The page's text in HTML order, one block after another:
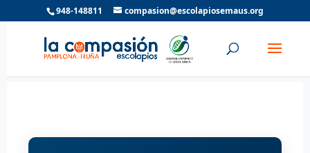
948-148811 compasion@escolapiosemaus.org